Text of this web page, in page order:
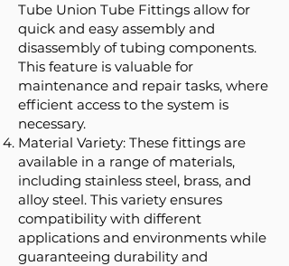
Tube Union Tube Fittings allow for
quick and easy assembly and
disassembly of tubing components.
This feature is valuable for
maintenance and repair tasks, where
efficient access to the system is
necessary.
Material Variety: These fittings are
available in a range of materials,
including stainless steel, brass, and
alloy steel. This variety ensures
compatibility with different
applications and environments while
guaranteeing durability and